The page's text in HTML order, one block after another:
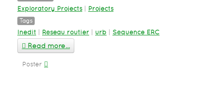
Exploratory Projects Projects
Tags
Inedit Réseau routier urb Séquence ERC
Read more...
Poster